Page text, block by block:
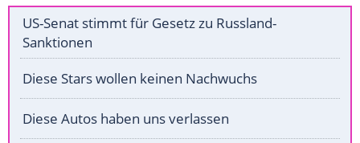
US-Senat stimmt für Gesetz zu Russland-
Sanktionen
Diese Stars wollen keinen Nachwuchs
Diese Autos haben uns verlassen